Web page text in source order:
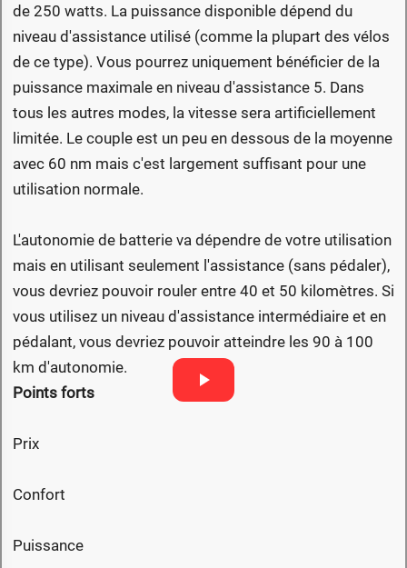
de 250 watts. La puissance disponible dépend du
niveau d'assistance utilisé (comme la plupart des vélos
de ce type). Vous pourrez uniquement bénéficier de la
puissance maximale en niveau d'assistance 5. Dans
tous les autres modes, la vitesse sera artificiellement
limitée. Le couple est un peu en dessous de la moyenne
avec 60 nm mais c'est largement suffisant pour une
utilisation normale.
L'autonomie de batterie va dépendre de votre utilisation
mais en utilisant seulement l'assistance (sans pédaler),
vous devriez pouvoir rouler entre 40 et 50 kilomètres. Si
vous utilisez un niveau d'assistance intermédiaire et en
pédalant, vous devriez pouvoir atteindre les 90 à 100
km d'autonomie.
Points forts
Prix
Confort
Puissance